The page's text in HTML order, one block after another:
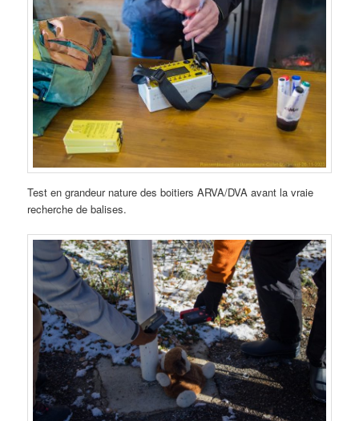
Test en grandeur nature des boitiers ARVA/DVA avant la vraie
recherche de balises.